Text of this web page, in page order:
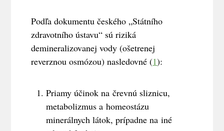
Podľa dokumentu českého „Státního
zdravotního ústavu“ sú riziká
demineralizovanej vody (ošetrenej
reverznou osmózou) nasledovné (1):
Priamy účinok na črevnú sliznicu,
metabolizmus a homeostázu
minerálnych látok, prípadne na iné